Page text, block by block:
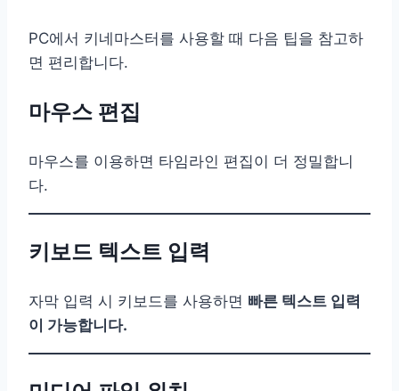
PC에서 키네마스터를 사용할 때 다음 팁을 참고하
면 편리합니다.
마우스 편집
마우스를 이용하면 타임라인 편집이 더 정밀합니
다.
키보드 텍스트 입력
자막 입력 시 키보드를 사용하면 빠른 텍스트 입력
이 가능합니다.